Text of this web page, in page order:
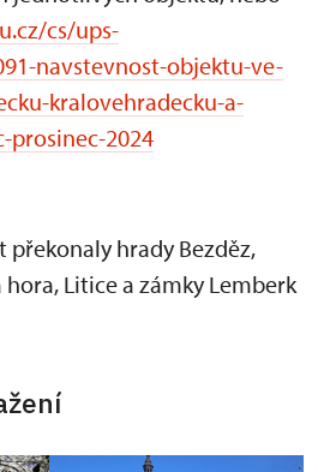
cs/ups-
navstevnost-objektu-ve-
kralovehradecku-a-
prosinec-2024
překonaly hrady Bezděz,
Litice a zámky Lemberk